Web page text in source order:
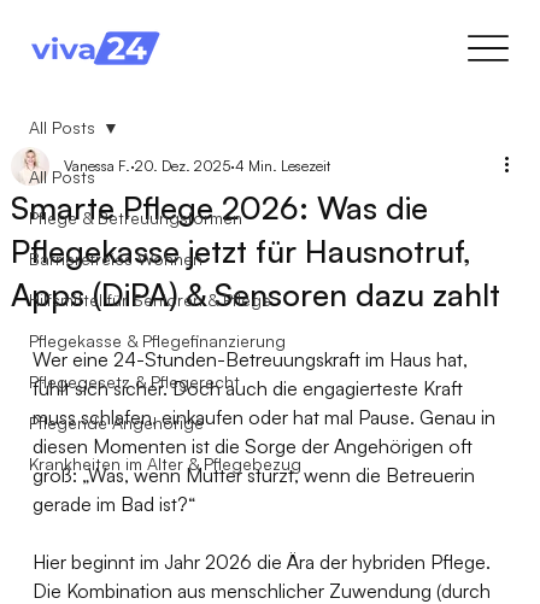
All Posts
Pflege & Betreuungsformen
Barrierefreies Wohnen
Hilfsmittel für Senioren & Pflege
Pflegekasse & Pflegefinanzierung
Pflegegesetz & Pflegerecht
Pflegende Angehörige
Krankheiten im Alter & Pflegebezug
All Posts
Smarte Pflege 2026: Was die
Pflegekasse jetzt für Hausnotruf,
Apps (DiPA) & Sensoren dazu zahlt
Vanessa F. 20. Dez. 2025 4 Min. Lesezeit
Wer eine 24-Stunden-Betreuungskraft im Haus hat,
fühlt sich sicher. Doch auch die engagierteste Kraft
muss schlafen, einkaufen oder hat mal Pause. Genau in
diesen Momenten ist die Sorge der Angehörigen oft
groß: „Was, wenn Mutter stürzt, wenn die Betreuerin
gerade im Bad ist?“
Hier beginnt im Jahr 2026 die Ära der hybriden Pflege.
Die Kombination aus menschlicher Zuwendung (durch